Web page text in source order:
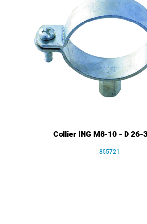
Collier ING M8-10 - D 26-
855721